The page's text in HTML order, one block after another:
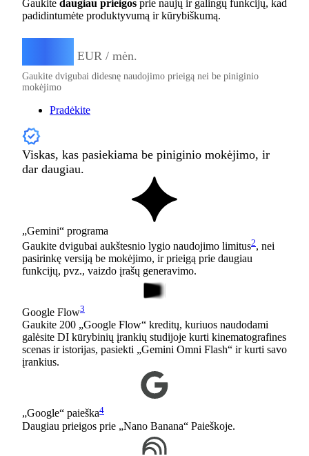
Gaukite daugiau prieigos prie naujų ir galingų funkcijų, kad
padidintumėte produktyvumą ir kūrybiškumą.
EUR / mėn.
Gaukite dvigubai didesnę naudojimo prieigą nei be piniginio
mokėjimo
Pradėkite
Viskas, kas pasiekiama be piniginio mokėjimo, ir
dar daugiau.
„Gemini“ programa
Gaukite dvigubai aukštesnio lygio naudojimo limitus2, nei
pasirinkę versiją be mokėjimo, ir prieigą prie daugiau
funkcijų, pvz., vaizdo įrašų generavimo.
Google Flow3
Gaukite 200 „Google Flow“ kreditų, kuriuos naudodami
galėsite DI kūrybinių įrankių studijoje kurti kinematografines
scenas ir istorijas, pasiekti „Gemini Omni Flash“ ir kurti savo
įrankius.
„Google“ paieška4
Daugiau prieigos prie „Nano Banana“ Paieškoje.